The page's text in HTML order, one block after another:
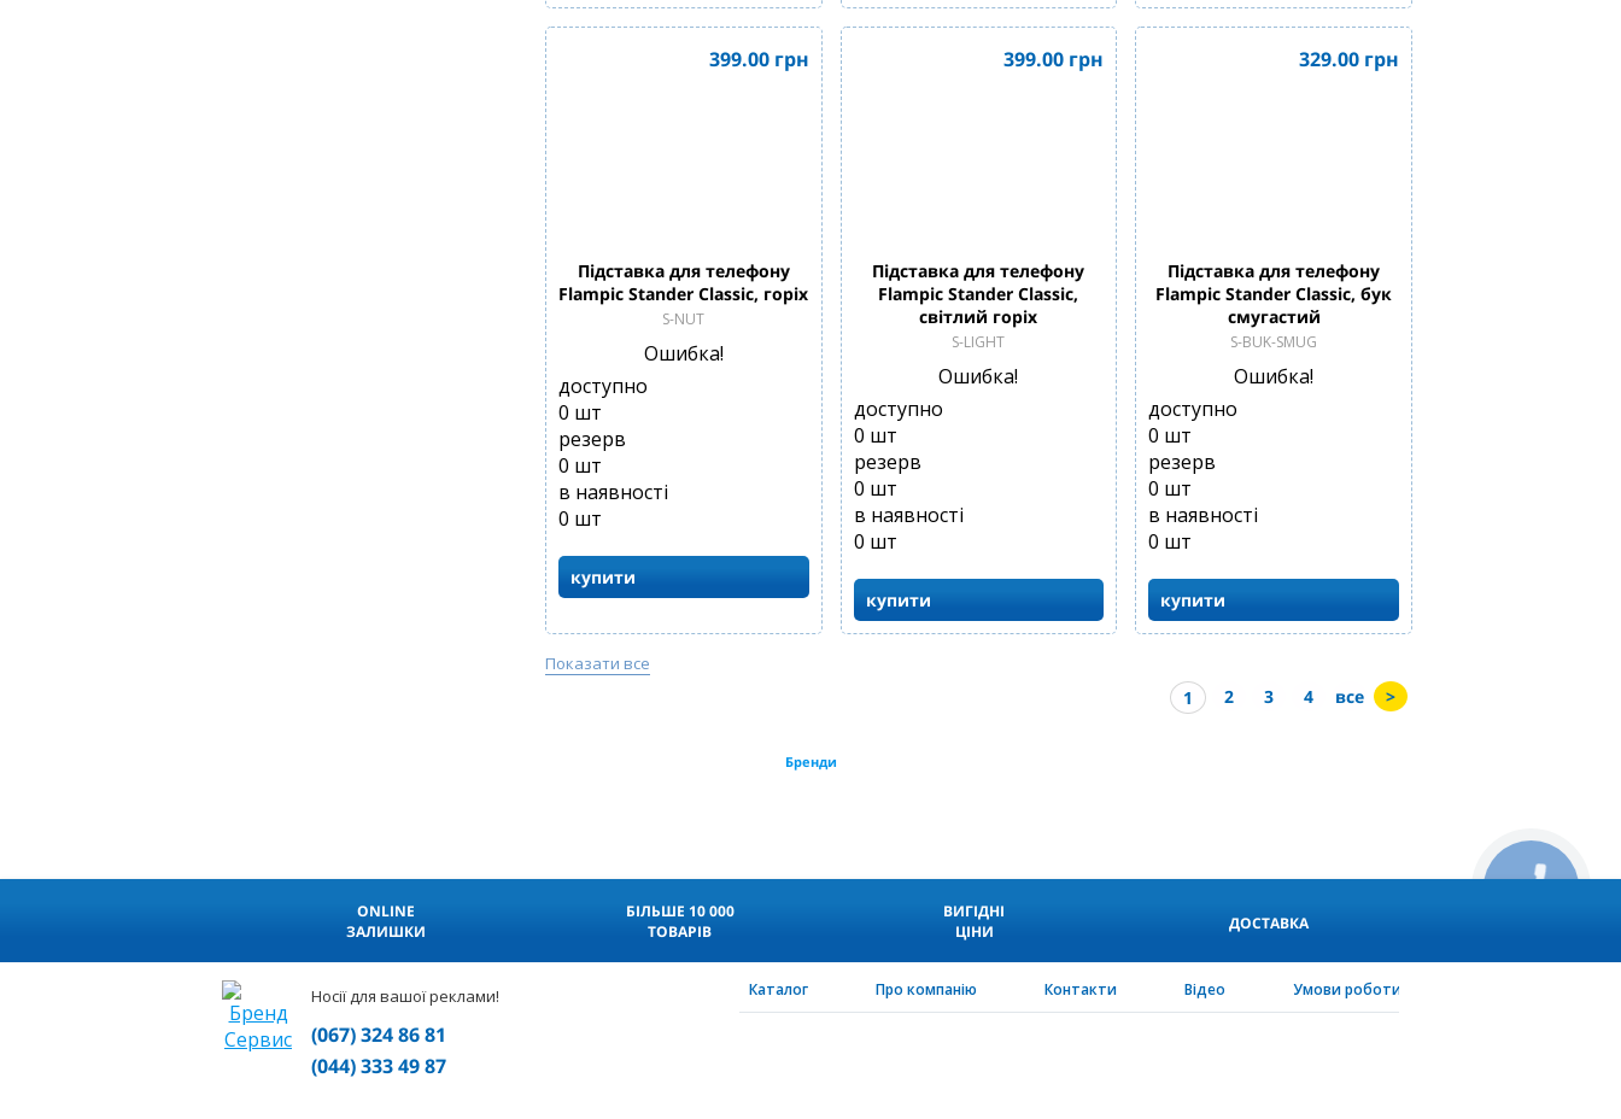
399.00 грн
Підставка для телефону
Flampic Stander Classic, горіх
S-NUT
Ошибка!
доступно
0 шт
резерв
0 шт
в наявності
0 шт
купити
399.00 грн
Підставка для телефону
Flampic Stander Classic,
світлий горіх
S-LIGHT
Ошибка!
доступно
0 шт
резерв
0 шт
в наявності
0 шт
купити
329.00 грн
Підставка для телефону
Flampic Stander Classic, бук
смугастий
S-BUK-SMUG
Ошибка!
доступно
0 шт
резерв
0 шт
в наявності
0 шт
купити
Показати все
1 2 3 4 все >
Бренди
ONLINE
ЗАЛИШКИ
БІЛЬШЕ 10 000
ТОВАРІВ
ВИГІДНІ
ЦІНИ
ДОСТАВКА
Носії для вашої реклами!
(067) 324 86 81
(044) 333 49 87
Каталог Про компанію Контакти Відео Умови роботи